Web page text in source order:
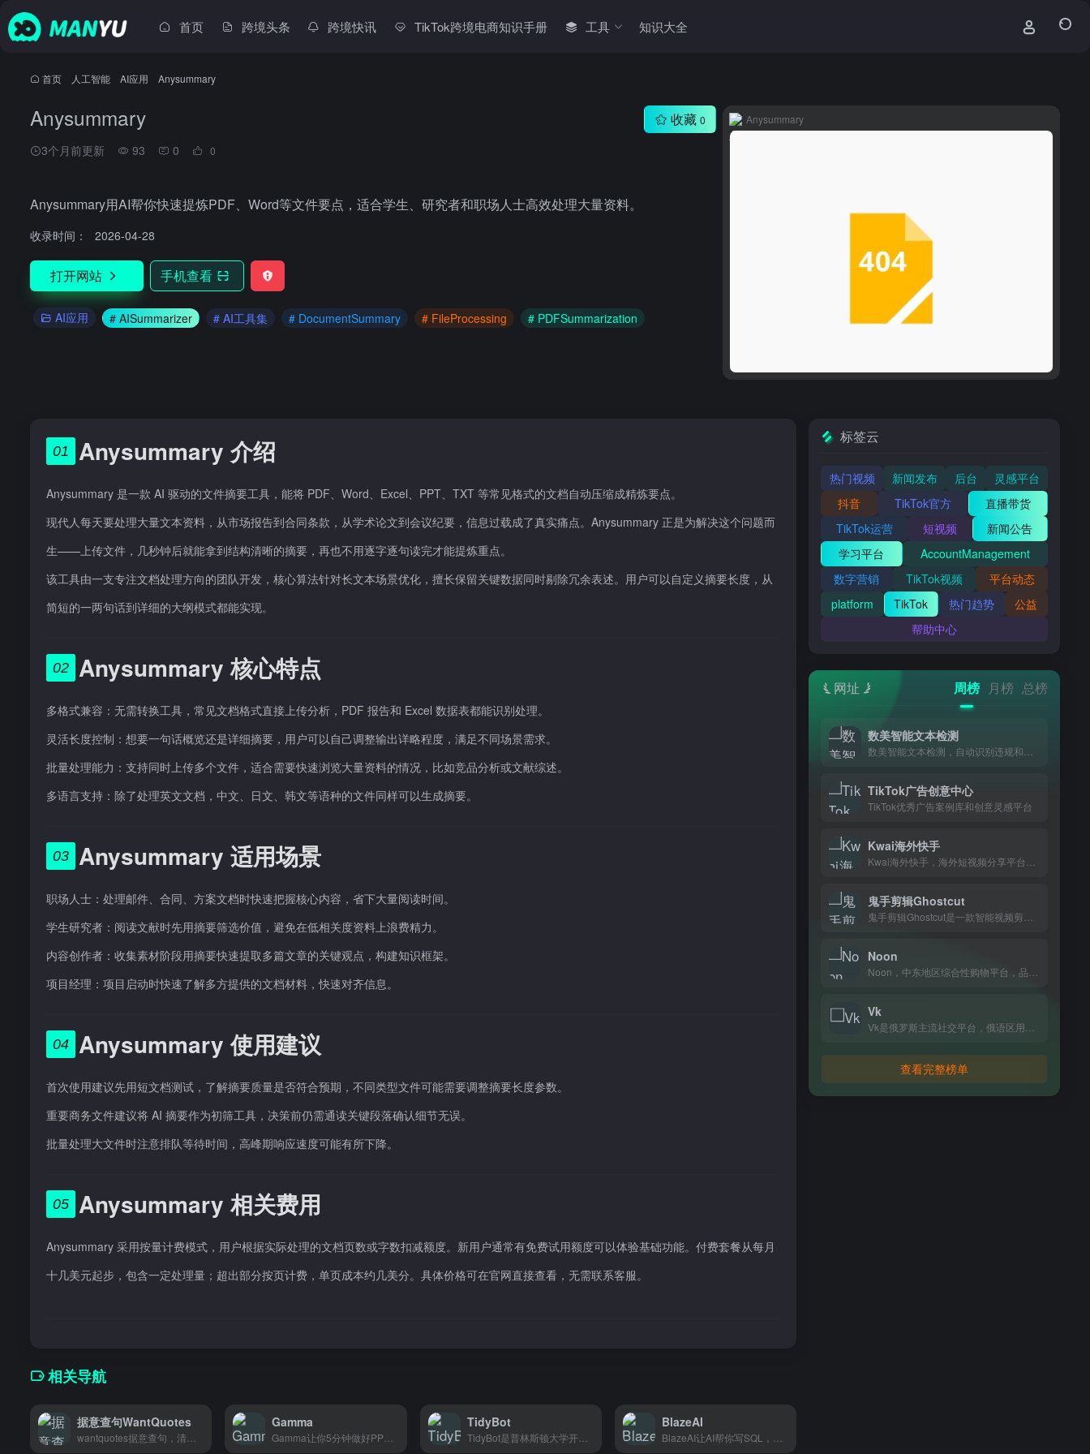
首页 跨境头条 跨境快讯 TikTok跨境电商知识手册 工具 知识大全
首页 人工智能 AI应用 Anysummary
Anysummary
3个月前更新 93 0 0
收藏 0
Anysummary用AI帮你快速提炼PDF、Word等文件要点，适合学生、研究者和职场人士高效处理大量资料。
收录时间： 2026-04-28
打开网站 手机查看
AI应用 # AISummarizer # AI工具集 # DocumentSummary # FileProcessing # PDFSummarization
Anysummary
01 Anysummary 介绍
Anysummary 是一款 AI 驱动的文件摘要工具，能将 PDF、Word、Excel、PPT、TXT 等常见格式的文档自动压缩成精炼要点。
现代人每天要处理大量文本资料，从市场报告到合同条款，从学术论文到会议纪要，信息过载成了真实痛点。Anysummary 正是为解决这个问题而
生——上传文件，几秒钟后就能拿到结构清晰的摘要，再也不用逐字逐句读完才能提炼重点。
该工具由一支专注文档处理方向的团队开发，核心算法针对长文本场景优化，擅长保留关键数据同时剔除冗余表述。用户可以自定义摘要长度，从
简短的一两句话到详细的大纲模式都能实现。
02 Anysummary 核心特点
多格式兼容：无需转换工具，常见文档格式直接上传分析，PDF 报告和 Excel 数据表都能识别处理。
灵活长度控制：想要一句话概览还是详细摘要，用户可以自己调整输出详略程度，满足不同场景需求。
批量处理能力：支持同时上传多个文件，适合需要快速浏览大量资料的情况，比如竞品分析或文献综述。
多语言支持：除了处理英文文档，中文、日文、韩文等语种的文件同样可以生成摘要。
03 Anysummary 适用场景
职场人士：处理邮件、合同、方案文档时快速把握核心内容，省下大量阅读时间。
学生研究者：阅读文献时先用摘要筛选价值，避免在低相关度资料上浪费精力。
内容创作者：收集素材阶段用摘要快速提取多篇文章的关键观点，构建知识框架。
项目经理：项目启动时快速了解多方提供的文档材料，快速对齐信息。
04 Anysummary 使用建议
首次使用建议先用短文档测试，了解摘要质量是否符合预期，不同类型文件可能需要调整摘要长度参数。
重要商务文件建议将 AI 摘要作为初筛工具，决策前仍需通读关键段落确认细节无误。
批量处理大文件时注意排队等待时间，高峰期响应速度可能有所下降。
05 Anysummary 相关费用
Anysummary 采用按量计费模式，用户根据实际处理的文档页数或字数扣减额度。新用户通常有免费试用额度可以体验基础功能。付费套餐从每月
十几美元起步，包含一定处理量；超出部分按页计费，单页成本约几美分。具体价格可在官网直接查看，无需联系客服。
相关导航
据意查句WantQuotes Gamma TidyBot
TidyBot是普林斯顿大学开发的家庭机器人项目，用大模型让机器人学会整理房间，适合想用智能设备做家务的人。
BlazeAI
标签云
热门视频 新闻发布 后台
灵感平台
抖音
TikTok官方
直播带货
TikTok运营
短视频
新闻公告
学习平台
AccountManagement
数字营销
TikTok视频
平台动态
platform
TikTok 热门趋势
公益
帮助中心
网址 周榜 月榜 总榜
数美智能文本检测
TikTok广告创意中心
TikTok优秀广告案例库和创意灵感平台
Kwai海外快手
鬼手剪辑Ghostcut
Noon
Vk
查看完整榜单